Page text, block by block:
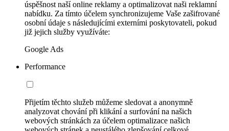
úspěšnost naší online reklamy a optimalizovat naši reklamní
nabídku. Za tímto účelem synchronizujeme Vaše zašifrované
osobní údaje s následujícími externími poskytovateli, pokud
již jejich služby využíváte:
Google Ads
Performance
Přijetím těchto služeb můžeme sledovat a anonymně
analyzovat chování při klikání a surfování na našich
webových stránkách za účelem optimalizace našich